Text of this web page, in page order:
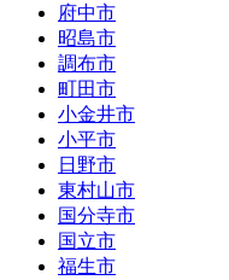
府中市
昭島市
調布市
町田市
小金井市
小平市
日野市
東村山市
国分寺市
国立市
福生市